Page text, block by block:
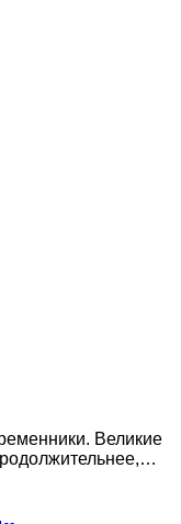
Великие